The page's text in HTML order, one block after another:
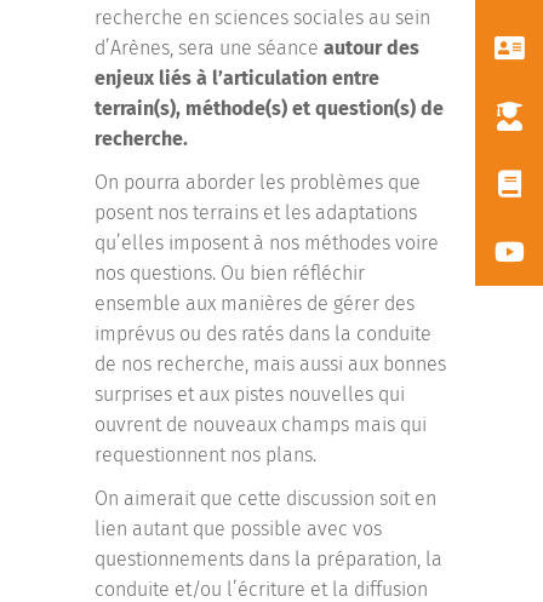
recherche en sciences sociales au sein
d’Arènes, sera une séance autour des
enjeux liés à l’articulation entre
terrain(s), méthode(s) et question(s) de
recherche.
On pourra aborder les problèmes que
posent nos terrains et les adaptations
qu’elles imposent à nos méthodes voire
nos questions. Ou bien réfléchir
ensemble aux manières de gérer des
imprévus ou des ratés dans la conduite
de nos recherche, mais aussi aux bonnes
surprises et aux pistes nouvelles qui
ouvrent de nouveaux champs mais qui
requestionnent nos plans.
On aimerait que cette discussion soit en
lien autant que possible avec vos
questionnements dans la préparation, la
conduite et/ou l’écriture et la diffusion